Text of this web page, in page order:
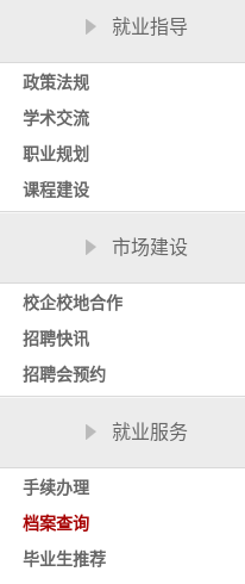
就业指导
政策法规
学术交流
职业规划
课程建设
市场建设
校企校地合作
招聘快讯
招聘会预约
就业服务
手续办理
档案查询
毕业生推荐